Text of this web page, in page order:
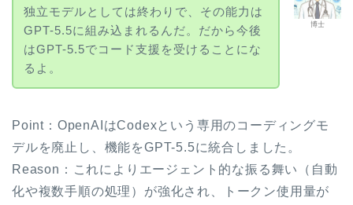
博士
独立モデルとしては終わりで、その能力は
GPT-5.5に組み込まれるんだ。だから今後
はGPT-5.5でコード支援を受けることにな
るよ。
Point：OpenAIはCodexという専用のコーディングモ
デルを廃止し、機能をGPT-5.5に統合しました。
Reason：これによりエージェント的な振る舞い（自動
化や複数手順の処理）が強化され、トークン使用量が